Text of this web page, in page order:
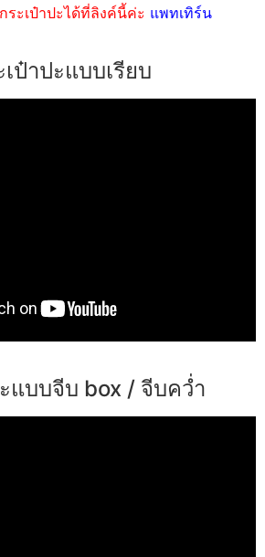
ะเป๋าปะได้ที่ลิงค์นี้ค่ะ แพทเทิร์น
เป๋าปะแบบเรียบ
แบบจีบ box / จีบคว่ำ